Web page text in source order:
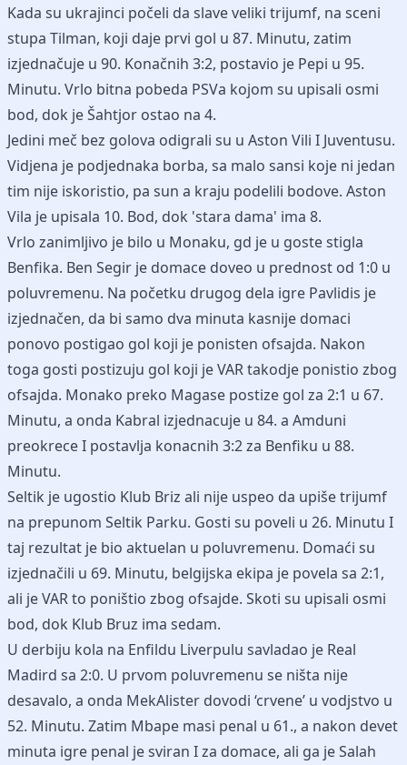
Kada su ukrajinci počeli da slave veliki trijumf, na sceni
stupa Tilman, koji daje prvi gol u 87. Minutu, zatim
izjednačuje u 90. Konačnih 3:2, postavio je Pepi u 95.
Minutu. Vrlo bitna pobeda PSVa kojom su upisali osmi
bod, dok je Šahtjor ostao na 4.
Jedini meč bez golova odigrali su u Aston Vili I Juventusu.
Vidjena je podjednaka borba, sa malo sansi koje ni jedan
tim nije iskoristio, pa sun a kraju podelili bodove. Aston
Vila je upisala 10. Bod, dok 'stara dama' ima 8.
Vrlo zanimljivo je bilo u Monaku, gd je u goste stigla
Benfika. Ben Segir je domace doveo u prednost od 1:0 u
poluvremenu. Na početku drugog dela igre Pavlidis je
izjednačen, da bi samo dva minuta kasnije domaci
ponovo postigao gol koji je ponisten ofsajda. Nakon
toga gosti postizuju gol koji je VAR takodje ponistio zbog
ofsajda. Monako preko Magase postize gol za 2:1 u 67.
Minutu, a onda Kabral izjednacuje u 84. a Amduni
preokrece I postavlja konacnih 3:2 za Benfiku u 88.
Minutu.
Seltik je ugostio Klub Briz ali nije uspeo da upiše trijumf
na prepunom Seltik Parku. Gosti su poveli u 26. Minutu I
taj rezultat je bio aktuelan u poluvremenu. Domaći su
izjednačili u 69. Minutu, belgijska ekipa je povela sa 2:1,
ali je VAR to poništio zbog ofsajde. Skoti su upisali osmi
bod, dok Klub Bruz ima sedam.
U derbiju kola na Enfildu Liverpulu savladao je Real
Madird sa 2:0. U prvom poluvremenu se ništa nije
desavalo, a onda MekAlister dovodi ‘crvene’ u vodjstvo u
52. Minutu. Zatim Mbape masi penal u 61., a nakon devet
minuta igre penal je sviran I za domace, ali ga je Salah